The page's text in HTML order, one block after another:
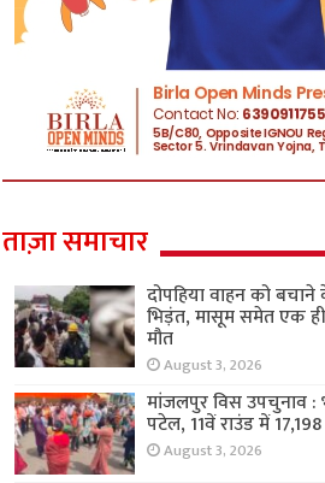
ताज़ा समाचार
दोपहिया वाहन को
भिड़ंत, मासूम समेत एक
मौत
August 3, 2026
मांजलपुर विस उपचुनाव :
पटेल, 11वें राउंड में
August 3, 2026